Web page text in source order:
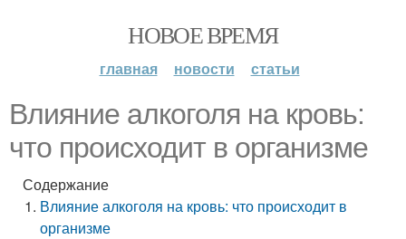
НОВОЕ ВРЕМЯ
главная новости статьи
Влияние алкоголя на кровь:
что происходит в организме
Содержание
Влияние алкоголя на кровь: что происходит в
организме